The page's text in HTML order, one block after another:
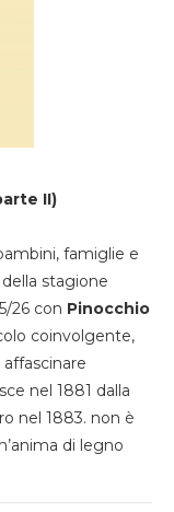
II)
famiglie e
stagione
26 con Pinocchio
coinvolgente,
nel 1881 dalla
nel 1883. non è
di legno